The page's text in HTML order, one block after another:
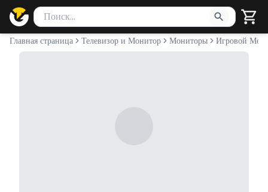
Поиск товаров
Введите минимум 2 символа для поиска. Нажмите Enter
Главная страница Телевизор и Монитор Мониторы Игровой